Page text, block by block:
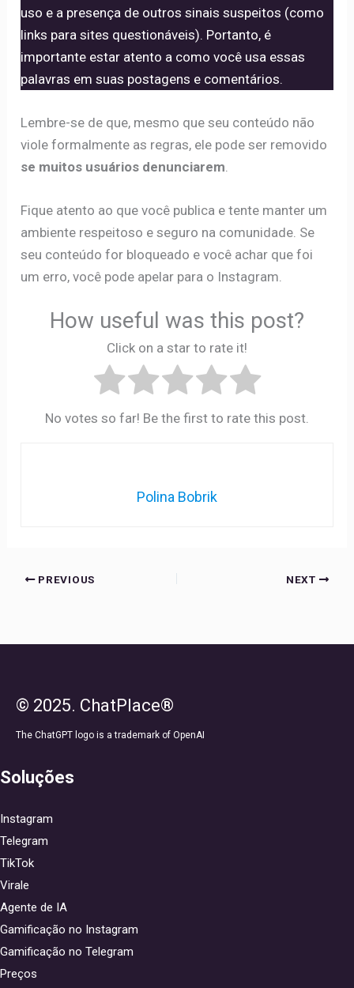
uso e a presença de outros sinais suspeitos (como
links para sites questionáveis). Portanto, é
importante estar atento a como você usa essas
palavras em suas postagens e comentários.
Lembre-se de que, mesmo que seu conteúdo não
viole formalmente as regras, ele pode ser removido
se muitos usuários denunciarem.
Fique atento ao que você publica e tente manter um
ambiente respeitoso e seguro na comunidade. Se
seu conteúdo for bloqueado e você achar que foi
um erro, você pode apelar para o Instagram.
How useful was this post?
Click on a star to rate it!
No votes so far! Be the first to rate this post.
Polina Bobrik
PREVIOUS NEXT
© 2025. ChatPlace®
The ChatGPT logo is a trademark of OpenAI
Soluções
Instagram
Telegram
TikTok
Virale
Agente de IA
Gamificação no Instagram
Gamificação no Telegram
Preços